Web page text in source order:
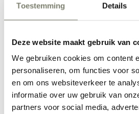
Toestemming Details
Deze website maakt gebruik van
We gebruiken cookies om content
personaliseren, om functies voor
en om ons websiteverkeer te
informatie over uw gebruik van
partners voor social media,
Werkkamer inrichten